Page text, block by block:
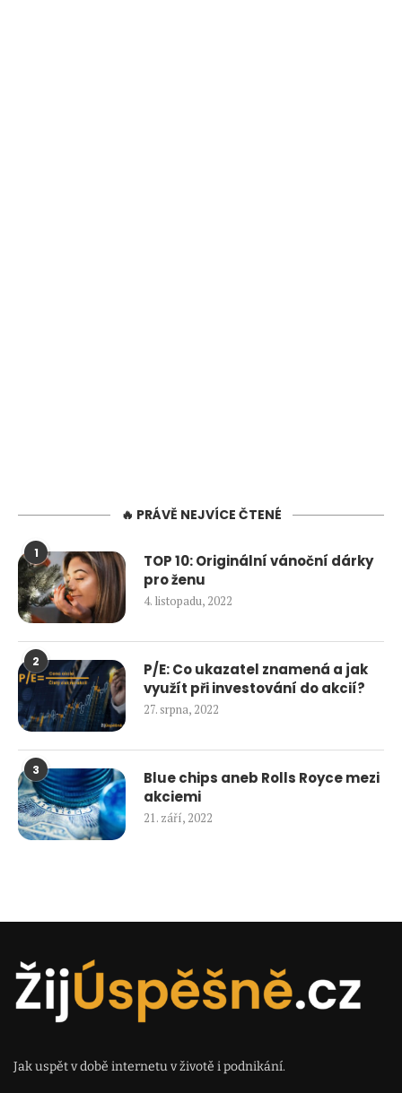
🔥 PRÁVĚ NEJVÍCE ČTENÉ
1
TOP 10: Originální vánoční dárky
pro ženu
4. listopadu, 2022
2
P/E: Co ukazatel znamená a jak
využít při investování do akcií?
27. srpna, 2022
3
Blue chips aneb Rolls Royce mezi
akciemi
21. září, 2022
Jak uspět v době internetu v životě i podnikání.